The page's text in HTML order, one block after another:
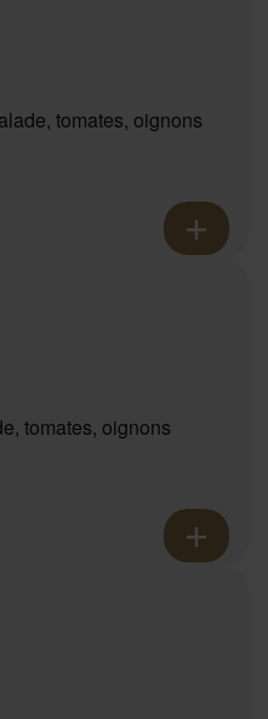
tomates, oignons
tomates, oignons